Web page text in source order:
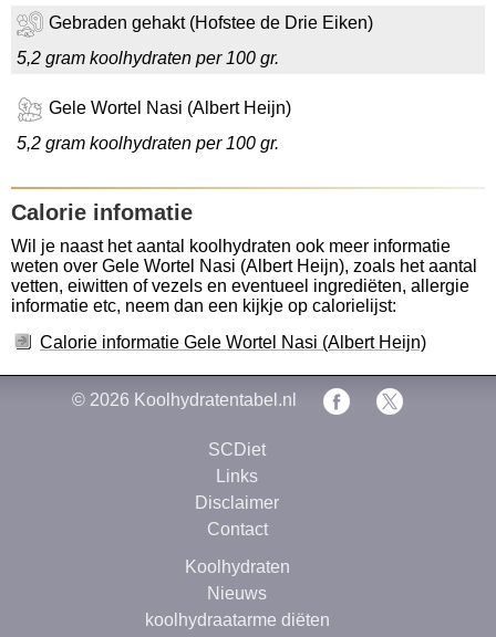
Gebraden gehakt (Hofstee de Drie Eiken)
5,2 gram koolhydraten per 100 gr.
Gele Wortel Nasi (Albert Heijn)
5,2 gram koolhydraten per 100 gr.
Calorie infomatie
Wil je naast het aantal koolhydraten ook meer informatie
weten over Gele Wortel Nasi (Albert Heijn), zoals het aantal
vetten, eiwitten of vezels en eventueel ingrediëten, allergie
informatie etc, neem dan een kijkje op calorielijst:
Calorie informatie Gele Wortel Nasi (Albert Heijn)
© 2026 Koolhydratentabel.nl
SCDiet
Links
Disclaimer
Contact
Koolhydraten
Nieuws
koolhydraatarme diëten